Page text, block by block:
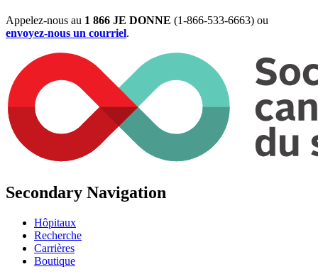
Appelez-nous au 1 866 JE DONNE (1-866-533-6663) ou
envoyez-nous un courriel.
Secondary Navigation
Hôpitaux
Recherche
Carrières
Boutique